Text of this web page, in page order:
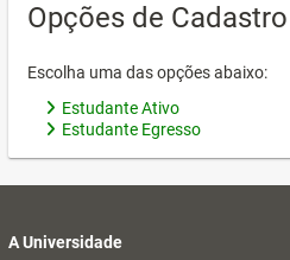
Opções de Cadastro
Escolha uma das opções abaixo:
Estudante Ativo
Estudante Egresso
A Universidade